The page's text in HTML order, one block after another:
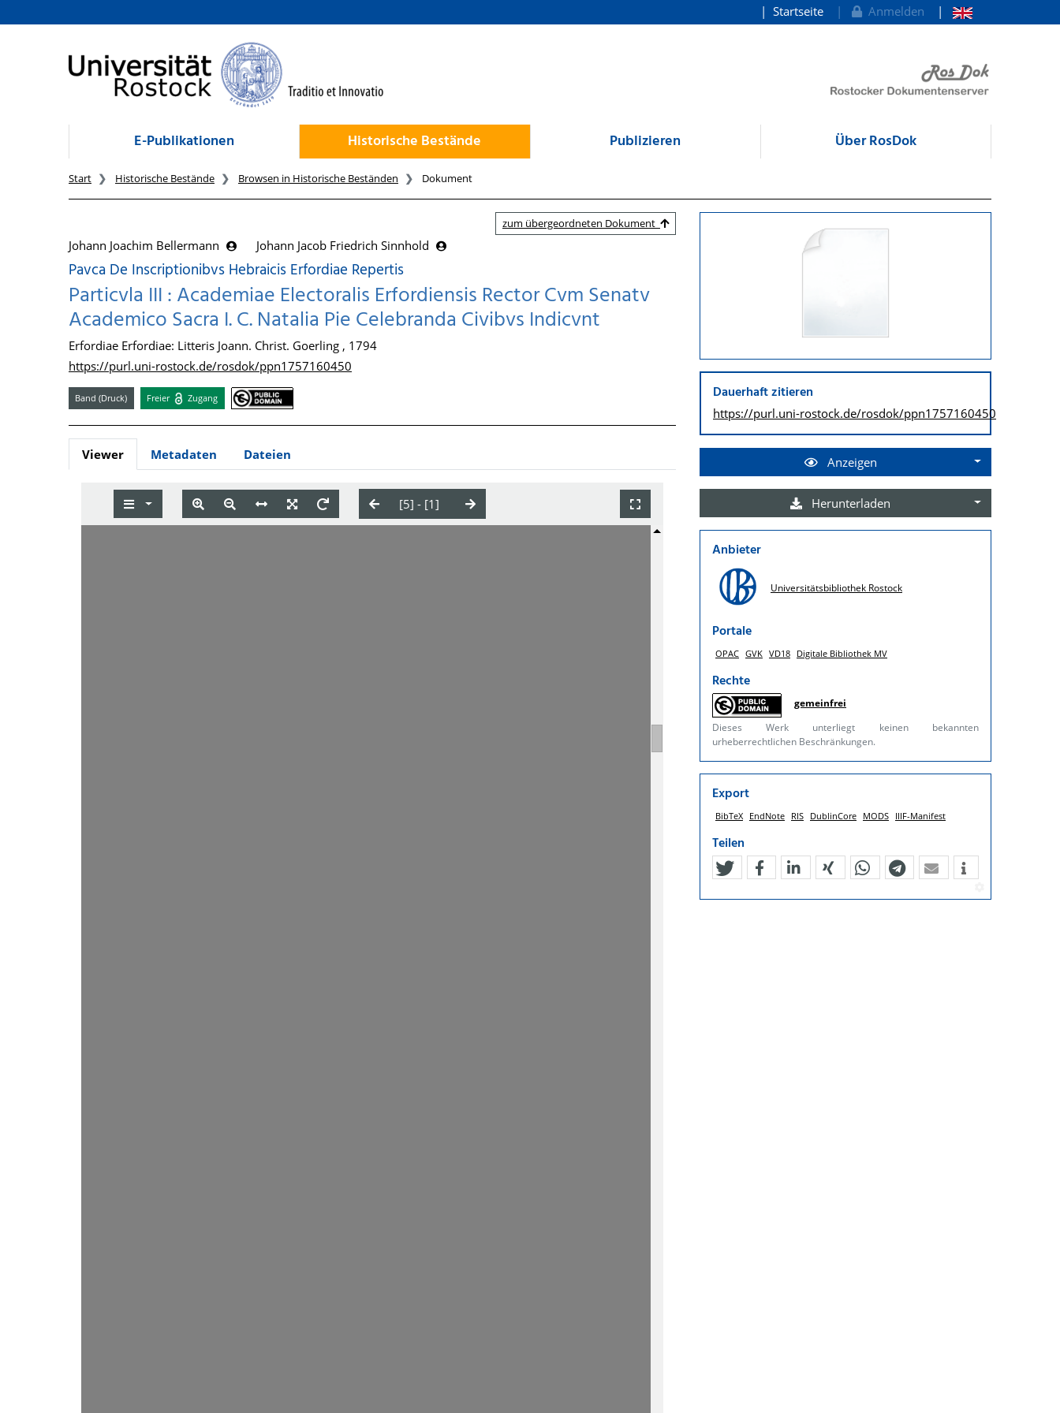
zum Inhalt
Startseite Anmelden
E-Publikationen Historische Bestände Publizieren Über RosDok
Start Historische Bestände Browsen in Historische Beständen Dokument
zum übergeordneten Dokument
Johann Joachim Bellermann Johann Jacob Friedrich Sinnhold
Pavca De Inscriptionibvs Hebraicis Erfordiae Repertis
Particvla III : Academiae Electoralis Erfordiensis Rector Cvm Senatv
Academico Sacra I. C. Natalia Pie Celebranda Civibvs Indicvnt
Erfordiae Erfordiae: Litteris Joann. Christ. Goerling , 1794
https://purl.uni-rostock.de/rosdok/ppn1757160450
Band (Druck) Freier Zugang
Viewer Metadaten Dateien
Dauerhaft zitieren
https://purl.uni-rostock.de/rosdok/ppn1757160450
Anzeigen
Herunterladen
Anbieter
Universitätsbibliothek Rostock
Portale
OPAC GVK VD18 Digitale Bibliothek MV
Rechte
gemeinfrei
Dieses Werk unterliegt keinen bekannten
urheberrechtlichen Beschränkungen.
Export
BibTeX EndNote RIS DublinCore MODS IIIF-Manifest
Teilen